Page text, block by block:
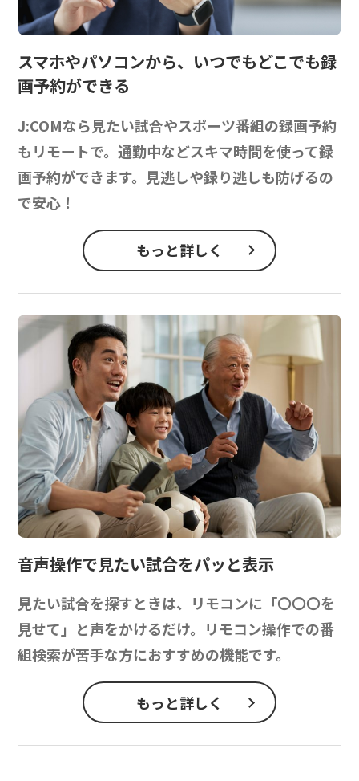
スマホやパソコンから、 いつでもどこでも録
画予約ができる
J:COMなら見たい試合やスポーツ番組の録画予約
もリモートで。通勤中などスキマ時間を使って録
画予約ができます。見逃しや録り逃しも防げるの
で安心！
もっと詳しく
音声操作で見たい試合をパッと表示
見たい試合を探すときは、リモコンに「〇〇〇を
見せて」と声をかけるだけ。リモコン操作での番
組検索が苦手な方におすすめの機能です。
もっと詳しく